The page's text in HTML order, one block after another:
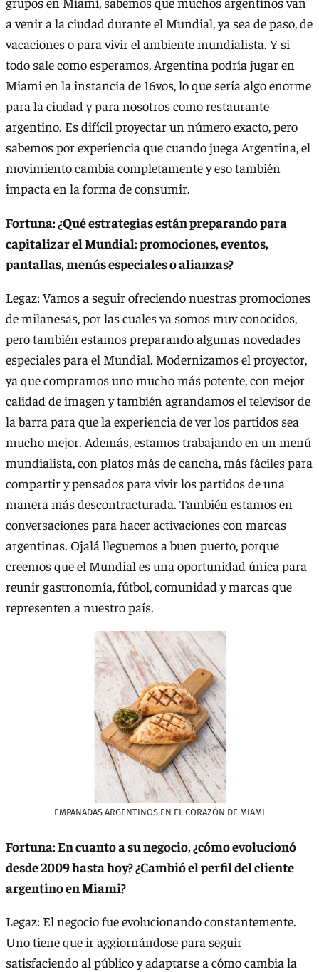
a venir a la ciudad durante el Mundial, ya sea de paso, de
vacaciones o para vivir el ambiente mundialista. Y si
todo sale como esperamos, Argentina podría jugar en
Miami en la instancia de 16vos, lo que sería algo enorme
para la ciudad y para nosotros como restaurante
argentino. Es difícil proyectar un número exacto, pero
sabemos por experiencia que cuando juega Argentina, el
movimiento cambia completamente y eso también
impacta en la forma de consumir.
Fortuna: ¿Qué estrategias están preparando para
capitalizar el Mundial: promociones, eventos,
pantallas, menús especiales o alianzas?
Legaz: Vamos a seguir ofreciendo nuestras promociones
de milanesas, por las cuales ya somos muy conocidos,
pero también estamos preparando algunas novedades
especiales para el Mundial. Modernizamos el proyector,
ya que compramos uno mucho más potente, con mejor
calidad de imagen y también agrandamos el televisor de
la barra para que la experiencia de ver los partidos sea
mucho mejor. Además, estamos trabajando en un menú
mundialista, con platos más de cancha, más fáciles para
compartir y pensados para vivir los partidos de una
manera más descontracturada. También estamos en
conversaciones para hacer activaciones con marcas
argentinas. Ojalá lleguemos a buen puerto, porque
creemos que el Mundial es una oportunidad única para
reunir gastronomía, fútbol, comunidad y marcas que
representen a nuestro país.
EMPANADAS ARGENTINOS EN EL CORAZÓN DE MIAMI
Fortuna: En cuanto a su negocio, ¿cómo evolucionó
desde 2009 hasta hoy? ¿Cambió el perfil del cliente
argentino en Miami?
Legaz: El negocio fue evolucionando constantemente.
Uno tiene que ir aggiornándose para seguir
satisfaciendo al público y adaptarse a cómo cambia la